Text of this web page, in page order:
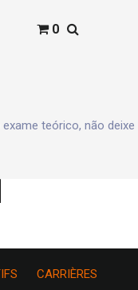
0
teórico, não deixe
CARRIÈRES